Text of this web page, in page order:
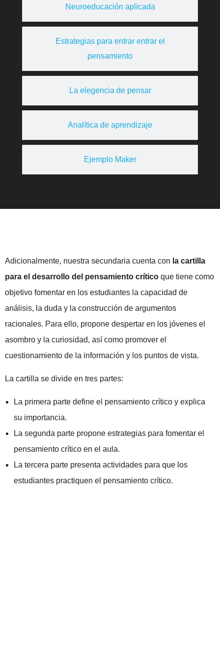
Neuroeducación aplicada
Estrategias para entrar entrar el
pensamiento
La elegencia de pensar
Analítica de aprendizaje
Ejemplo Maker
Adicionalmente, nuestra secundaria cuenta con la cartilla
para el desarrollo del pensamiento crítico que tiene como
objetivo fomentar en los estudiantes la capacidad de
análisis, la duda y la construcción de argumentos
racionales. Para ello, propone despertar en los jóvenes el
asombro y la curiosidad, así como promover el
cuestionamiento de la información y los puntos de vista.
La cartilla se divide en tres partes:
La primera parte define el pensamiento crítico y explica
su importancia.
La segunda parte propone estrategias para fomentar el
pensamiento crítico en el aula.
La tercera parte presenta actividades para que los
estudiantes practiquen el pensamiento crítico.